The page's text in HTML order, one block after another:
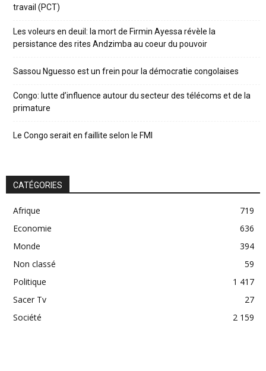
travail (PCT)
Les voleurs en deuil: la mort de Firmin Ayessa révèle la
persistance des rites Andzimba au coeur du pouvoir
Sassou Nguesso est un frein pour la démocratie congolaises
Congo: lutte d’influence autour du secteur des télécoms et de la
primature
Le Congo serait en faillite selon le FMI
CATÉGORIES
Afrique
719
Economie
636
Monde
394
Non classé
59
Politique
1 417
Sacer Tv
27
Société
2 159